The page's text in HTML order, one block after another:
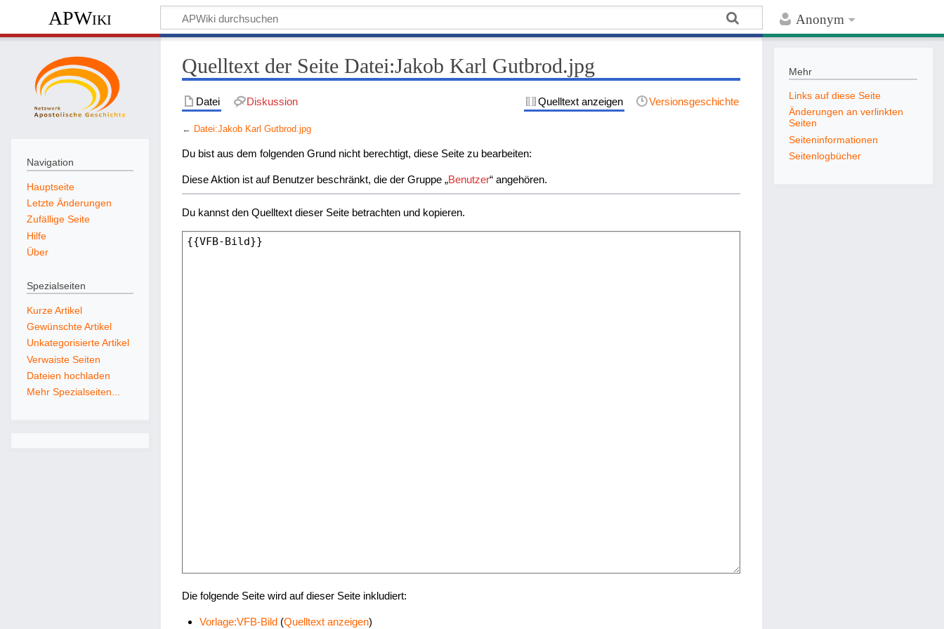
Anonym
APWiki
Quelltext der Seite Datei:Jakob Karl Gutbrod.jpg
Datei Diskussion Quelltext anzeigen Versionsgeschichte
← Datei:Jakob Karl Gutbrod.jpg
Du bist aus dem folgenden Grund nicht berechtigt, diese Seite zu bearbeiten:
Diese Aktion ist auf Benutzer beschränkt, die der Gruppe „Benutzer“ angehören.
Du kannst den Quelltext dieser Seite betrachten und kopieren.
Die folgende Seite wird auf dieser Seite inkludiert:
Vorlage:VFB-Bild(Quelltext anzeigen)
Navigation
Hauptseite
Letzte Änderungen
Zufällige Seite
Hilfe
Über
Spezialseiten
Kurze Artikel
Gewünschte Artikel
Unkategorisierte Artikel
Verwaiste Seiten
Dateien hochladen
Mehr Spezialseiten...
Mehr
Links auf diese Seite
Änderungen an verlinkten
Seiten
Seiten­­informationen
Seitenlogbücher